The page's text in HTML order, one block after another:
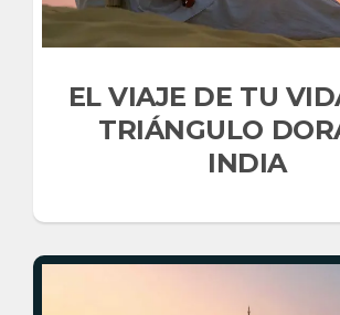
EL VIAJE DE TU
TRIÁNGULO
INDIA